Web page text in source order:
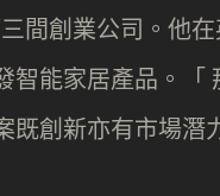
間創業公司。他
智能家居產品。
既創新亦有市場